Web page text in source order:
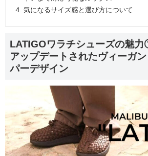
気になるサイズ感と選び方について
LATIGOワラチシューズの魅
アップデートされたヴィーガ
パーデザイン